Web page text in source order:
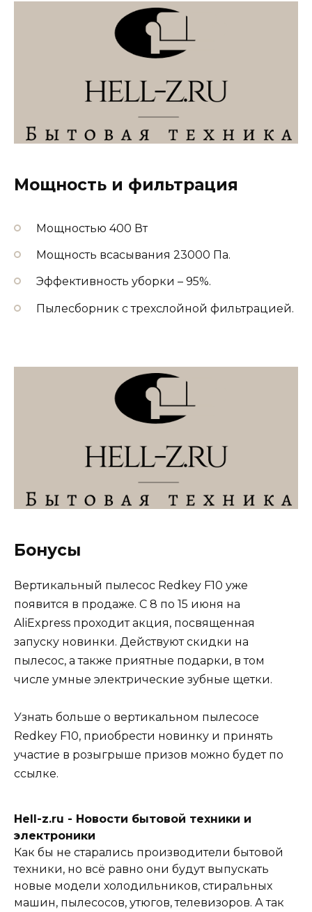
Мощность и фильтрация
Мощностью 400 Вт
Мощность всасывания 23000 Па.
Эффективность уборки – 95%.
Пылесборник с трехслойной фильтрацией.
Бонусы
Вертикальный пылесос Redkey F10 уже
появится в продаже. С 8 по 15 июня на
AliExpress проходит акция, посвященная
запуску новинки. Действуют скидки на
пылесос, а также приятные подарки, в том
числе умные электрические зубные щетки.
Узнать больше о вертикальном пылесосе
Redkey F10, приобрести новинку и принять
участие в розыгрыше призов можно будет по
ссылке.
Hell-z.ru - Новости бытовой техники и
электроники
Как бы не старались производители бытовой
техники, но всё равно они будут выпускать
новые модели холодильников, стиральных
машин, пылесосов, утюгов, телевизоров. А так